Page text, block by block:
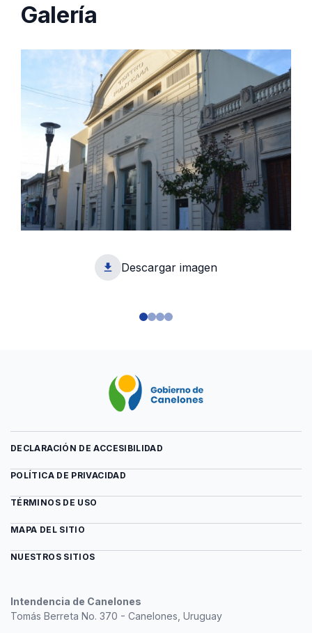
Galería
Descargar imagen
1
Intendencia de Canelones
Tomás Berreta No. 370 - Canelones, Uruguay
DECLARACIÓN DE ACCESIBILIDAD
POLÍTICA DE PRIVACIDAD
TÉRMINOS DE USO
MAPA DEL SITIO
NUESTROS SITIOS